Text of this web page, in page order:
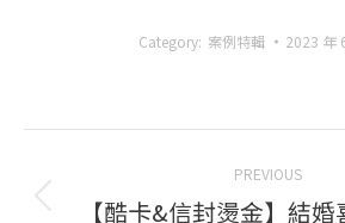
Category: 案例特輯 2023 年
navigation
PREVIOUS
Previous
【酷卡&信封燙金】結